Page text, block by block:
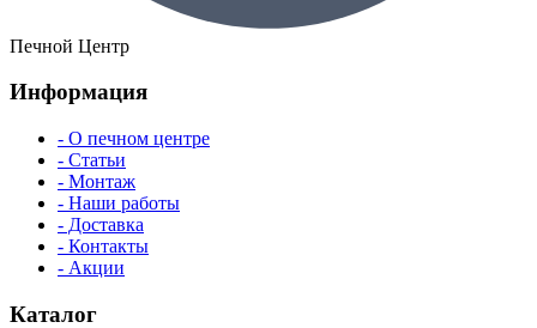
Печной Центр
Информация
- О печном центре
- Статьи
- Монтаж
- Наши работы
- Доставка
- Контакты
- Акции
Каталог